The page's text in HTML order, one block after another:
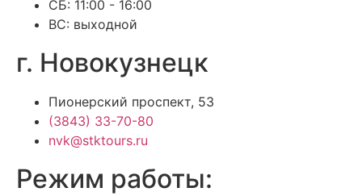
СБ: 11:00 - 16:00
ВС: выходной
г. Новокузнецк
Пионерский проспект, 53
(3843) 33-70-80
nvk@stktours.ru
Режим работы: